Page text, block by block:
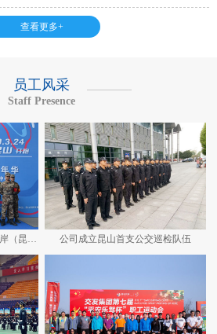
查看更多+
员工风采
Staff Presence
公司成立昆山首支公交巡检队伍